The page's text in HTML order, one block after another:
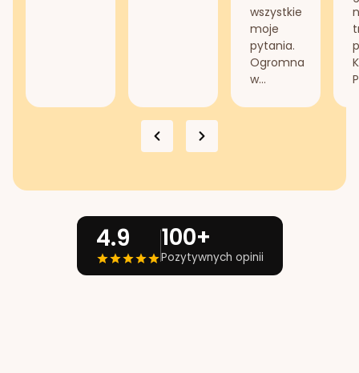
wszystkie
moje
pytania.
Ogromna
w...
4.9 100+
Pozytywnych opinii